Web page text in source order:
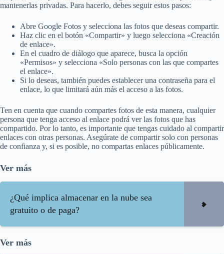
mantenerlas privadas. Para hacerlo, debes seguir estos pasos:
Abre Google Fotos y selecciona las fotos que deseas compartir.
Haz clic en el botón «Compartir» y luego selecciona «Creación
de enlace».
En el cuadro de diálogo que aparece, busca la opción
«Permisos» y selecciona «Solo personas con las que compartes
el enlace».
Si lo deseas, también puedes establecer una contraseña para el
enlace, lo que limitará aún más el acceso a las fotos.
Ten en cuenta que cuando compartes fotos de esta manera, cualquier
persona que tenga acceso al enlace podrá ver las fotos que has
compartido. Por lo tanto, es importante que tengas cuidado al compartir
enlaces con otras personas. Asegúrate de compartir solo con personas
de confianza y, si es posible, no compartas enlaces públicamente.
Ver más
¿Qué implica almacenar en la nube sea
gratuito o de paga?
Ver más